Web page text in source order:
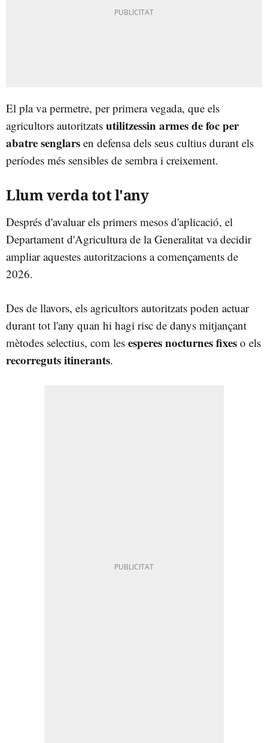
El pla va permetre, per primera vegada, que els
agricultors autoritzats utilitzessin armes de foc per
abatre senglars en defensa dels seus cultius durant els
períodes més sensibles de sembra i creixement.
Llum verda tot l'any
Després d'avaluar els primers mesos d'aplicació, el
Departament d'Agricultura de la Generalitat va decidir
ampliar aquestes autoritzacions a començaments de
2026.
Des de llavors, els agricultors autoritzats poden actuar
durant tot l'any quan hi hagi risc de danys mitjançant
mètodes selectius, com les esperes nocturnes fixes o els
recorreguts itinerants.